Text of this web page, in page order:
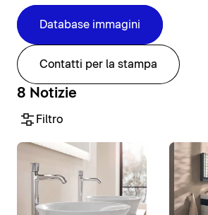
Database immagini
Contatti per la stampa
8 Notizie
Filtro